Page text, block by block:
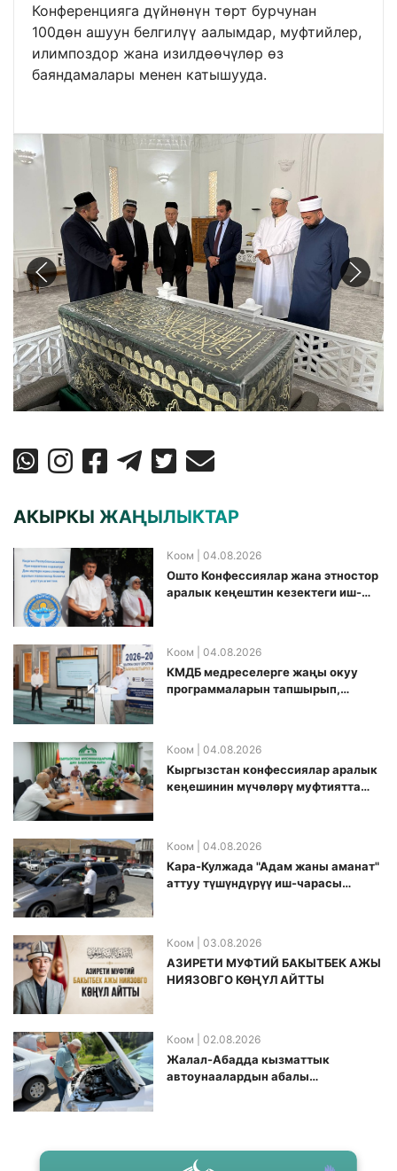
Конференцияга дүйнөнүн төрт бурчунан
100дөн ашуун белгилүү аалымдар, муфтийлер,
илимпоздор жана изилдөөчүлөр өз
баяндамалары менен катышууда.
АКЫРКЫ ЖАҢЫЛЫКТАР
Коом | 04.08.2026
Ошто Конфессиялар жана этностор
аралык кеңештин кезектеги иш-
Коом | 04.08.2026
КМДБ медреселерге жаңы окуу
программаларын тапшырып,
Коом | 04.08.2026
Кыргызстан конфессиялар аралык
кеӊешинин мүчөлөрү муфтиятта
Коом | 04.08.2026
Кара-Кулжада "Адам жаны аманат"
аттуу түшүндүрүү иш-чарасы
Коом | 03.08.2026
АЗИРЕТИ МУФТИЙ БАКЫТБЕК АЖЫ
НИЯЗОВГО КӨҢҮЛ АЙТТЫ
Коом | 02.08.2026
Жалал-Абадда кызматтык
автоунаалардын абалы